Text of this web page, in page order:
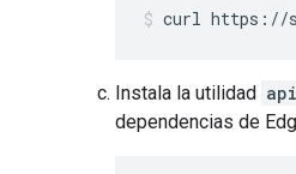
curl https://
Instala la utilidad
dependencias de